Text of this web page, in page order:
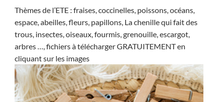
Thèmes de l’ETE : fraises, coccinelles, poissons, océans,
espace, abeilles, fleurs, papillons, La chenille qui fait des
trous, insectes, oiseaux, fourmis, grenouille, escargot,
arbres …, fichiers à télécharger GRATUITEMENT en
cliquant sur les images